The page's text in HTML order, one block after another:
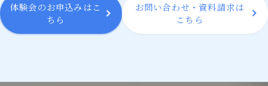
体験会のお申込みはこ
ちら
お問い合わせ・資料請求は
こちら